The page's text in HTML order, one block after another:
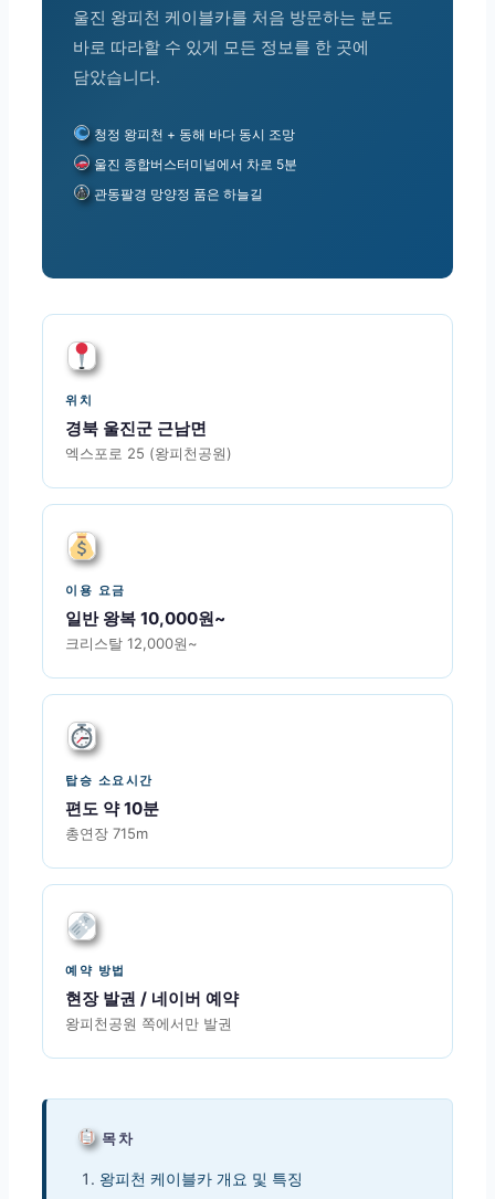
울진 왕피천 케이블카를 처음 방문하는 분도
바로 따라할 수 있게 모든 정보를 한 곳에
담았습니다.
청정 왕피천 + 동해 바다 동시 조망
울진 종합버스터미널에서 차로 5분
관동팔경 망양정 품은 하늘길
위치
경북 울진군 근남면
엑스포로 25 (왕피천공원)
이용 요금
일반 왕복 10,000원~
크리스탈 12,000원~
탑승 소요시간
편도 약 10분
총연장 715m
예약 방법
현장 발권 / 네이버 예약
왕피천공원 쪽에서만 발권
목차
왕피천 케이블카 개요 및 특징